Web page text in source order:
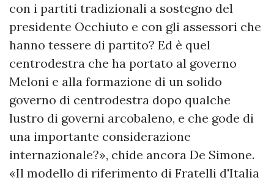
con i partiti tradizionali a sostegno del
presidente Occhiuto e con gli assessori che
hanno tessere di partito? Ed è quel
centrodestra che ha portato al governo
Meloni e alla formazione di un solido
governo di centrodestra dopo qualche
lustro di governi arcobaleno, e che gode di
una importante considerazione
internazionale?», chide ancora De Simone.
«Il modello di riferimento di Fratelli d'Italia